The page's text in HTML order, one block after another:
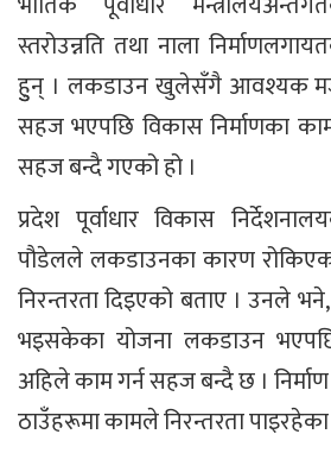
स्तरोउन्नति तथा नाला
हुुन् । लकडाउन खुलेसँगै आवश्यक
सहज भएपछि विकास निर्माणका
सहज बन्दै गएको हो ।
प्रदेश पूर्वाधार विकास
पौडेलले लकडाउनका कारण
निरन्तरता दिइएको बताए । उनले
भइसकेका योजना लकडाउन
अहिले काम गर्न सहज बन्दै छ ।
ठाउँहरूमा कामले निरन्तरता